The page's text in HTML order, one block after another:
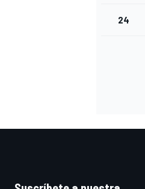
24